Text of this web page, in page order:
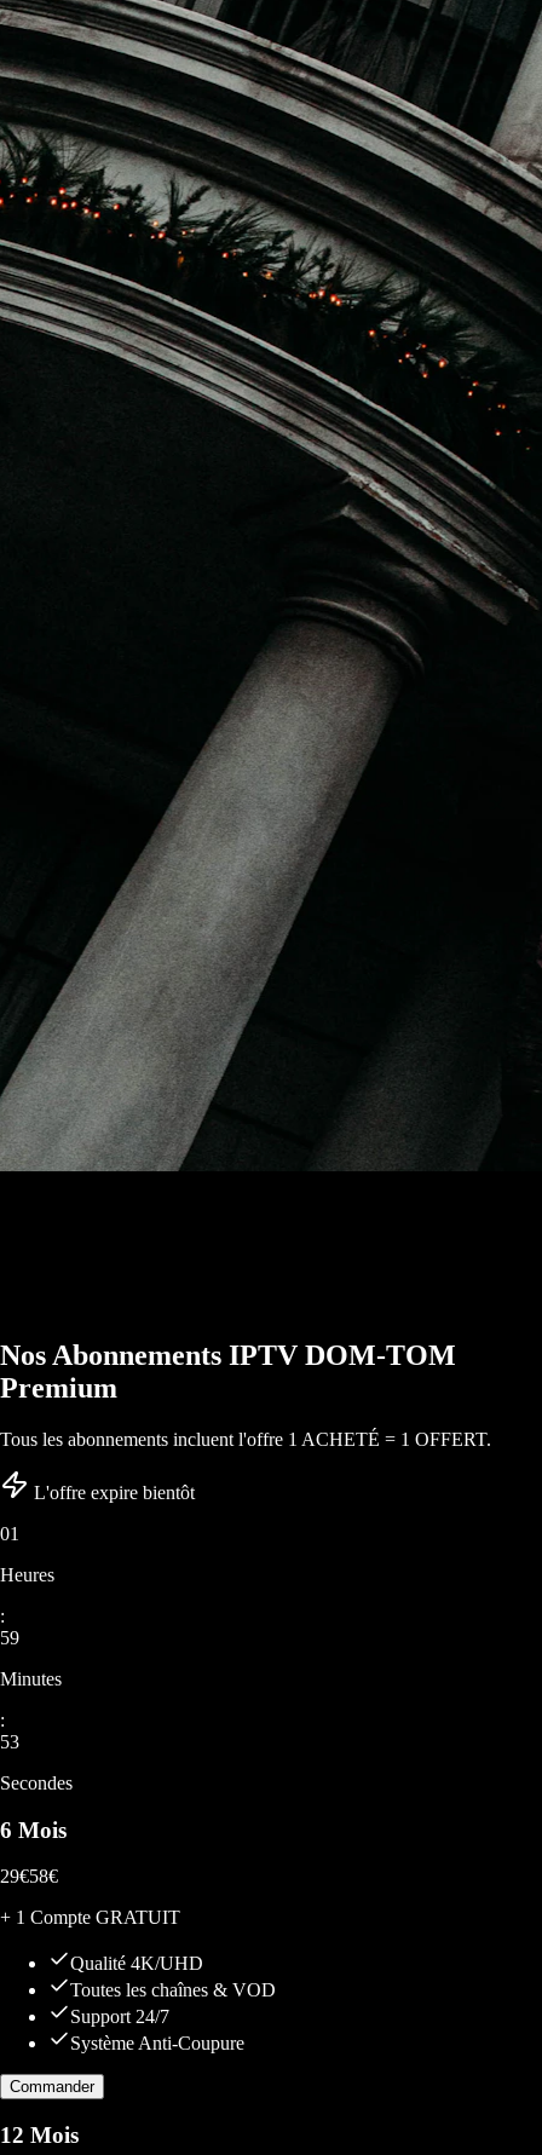
Nos Abonnements IPTV DOM-TOM
Premium
Tous les abonnements incluent l'offre 1 ACHETÉ = 1 OFFERT.
L'offre expire bientôt
01
Heures
:
59
Minutes
:
50
Secondes
6 Mois
29€58€
+ 1 Compte GRATUIT
Qualité 4K/UHD
Toutes les chaînes & VOD
Support 24/7
Système Anti-Coupure
Commander
12 Mois